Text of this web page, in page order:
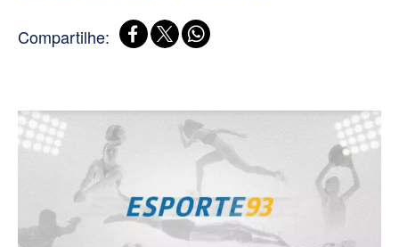
Compartilhe: